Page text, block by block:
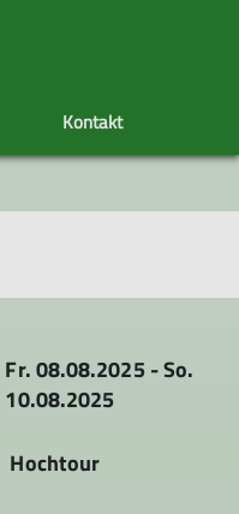
Kontakt
Fr. 08.08.2025 - So.
10.08.2025
Hochtour